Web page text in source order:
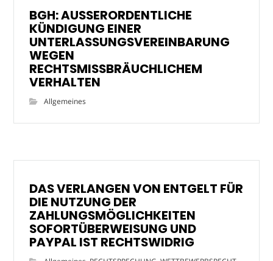
BGH: AUSSERORDENTLICHE
KÜNDIGUNG EINER
UNTERLASSUNGSVEREINBARUNG
WEGEN
RECHTSMISSBRÄUCHLICHEM
VERHALTEN
Allgemeines
DAS VERLANGEN VON ENTGELT FÜR
DIE NUTZUNG DER
ZAHLUNGSMÖGLICHKEITEN
SOFORTÜBERWEISUNG UND
PAYPAL IST RECHTSWIDRIG